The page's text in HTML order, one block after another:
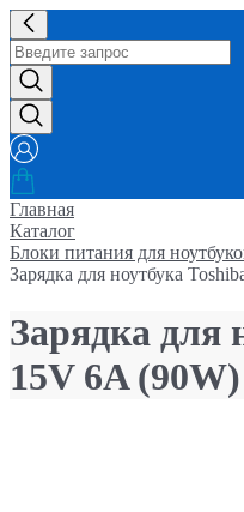
Главная
Каталог
Блоки питания для
Зарядка для ноутбука
Зарядка для
15V 6A